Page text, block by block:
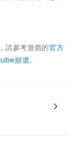
請參考遊戲的官方
頻道。